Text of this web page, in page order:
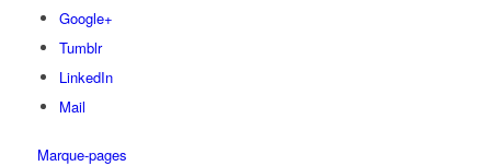
Google+
Tumblr
LinkedIn
Mail
Marque-pages